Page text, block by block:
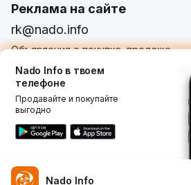
Реклама на сайте
rk@nado.info
Объявления о покупке, продаже,
услугах от частных лиц и
Использование nado.info, в том
объявлений на сайте означает
договора оказания платных услуг
Nado Info в твоем
телефоне
Продавайте и покупайте
выгодно
Nado Info